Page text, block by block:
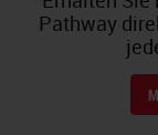
Pathway